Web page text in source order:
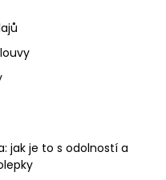
jak je to s odolností a